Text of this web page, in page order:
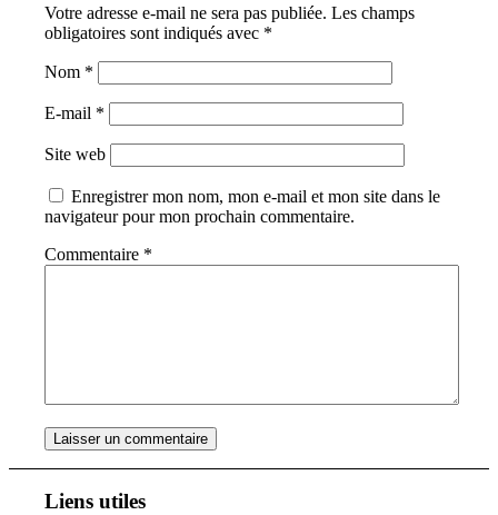
Votre adresse e-mail ne sera pas publiée. Les champs
obligatoires sont indiqués avec *
Nom *
E-mail *
Site web
Enregistrer mon nom, mon e-mail et mon site dans le
navigateur pour mon prochain commentaire.
Commentaire *
Liens utiles